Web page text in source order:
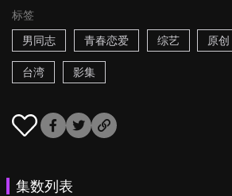
标签
男同志
青春恋爱 综艺 原创
台湾 影集
集数列表